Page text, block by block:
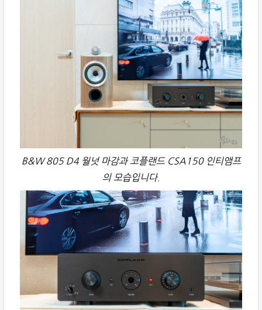
B&W 805 D4 월넛 마감과 코플랜드 CSA150 인티앰프
의 모습입니다.